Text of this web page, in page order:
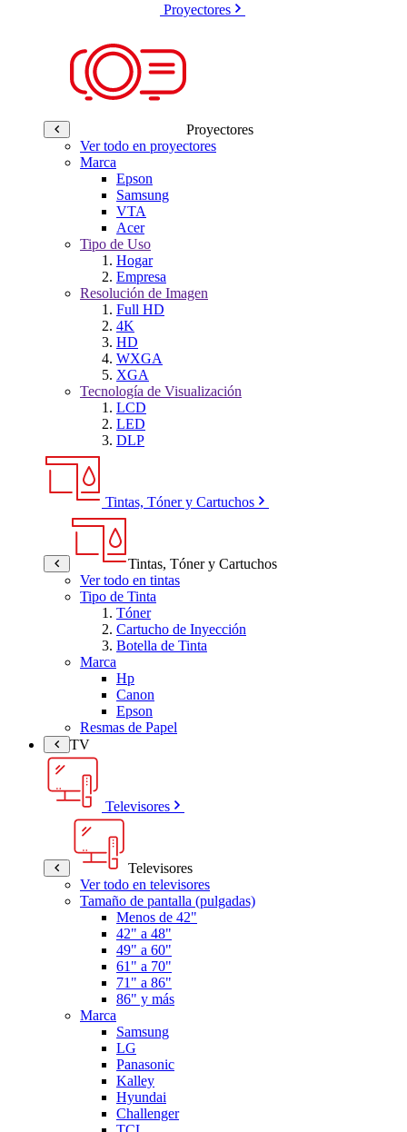
Proyectores
Proyectores
Ver todo en proyectores
Marca
Epson
Samsung
VTA
Acer
Tipo de Uso
Hogar
Empresa
Resolución de Imagen
Full HD
4K
HD
WXGA
XGA
Tecnología de Visualización
LCD
LED
DLP
Tintas, Tóner y Cartuchos
Tintas, Tóner y Cartuchos
Ver todo en tintas
Tipo de Tinta
Tóner
Cartucho de Inyección
Botella de Tinta
Marca
Hp
Canon
Epson
Resmas de Papel
TV
Televisores
Televisores
Ver todo en televisores
Tamaño de pantalla (pulgadas)
Menos de 42"
42" a 48"
49" a 60"
61" a 70"
71" a 86"
86" y más
Marca
Samsung
LG
Panasonic
Kalley
Hyundai
Challenger